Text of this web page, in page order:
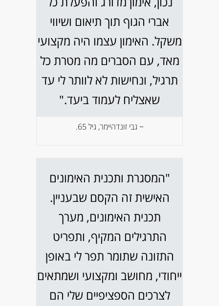
אברי הגוף תוך תיאום ושיווי
משקל. האימון עצמו היה מקצועי
מאד, עם הסברים מה מטרת כל
תרגיל, ונחישות לא לוותר לי עד
שאצליח לעמוד ביעד."
− גבי זונדהיימר, גיל 65.
"המסגרת ותכנית האימונים
האישית זה הקסם שבעניין.
תכנית האימונים, מערך
התרגילים המקיף, ותפריט
התזונה שתומר תפר לי באופן
ייחודי, מחושב ומקצועי ושמתאים
לצרכים הספציפיים שלי הם